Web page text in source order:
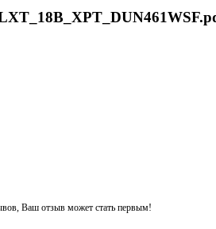
Ваш отзыв может стать первым!